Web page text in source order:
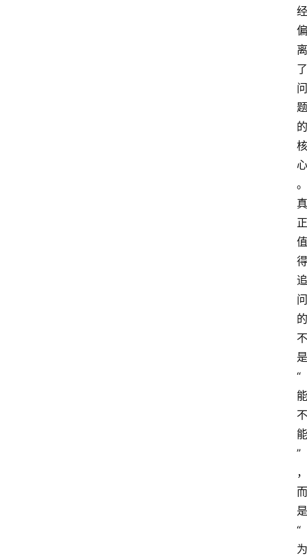
经
偏
离
了
问
题
的
核
心
。
真
正
值
得
追
问
的
不
是
“
能
不
能
”
，
而
是
“
为